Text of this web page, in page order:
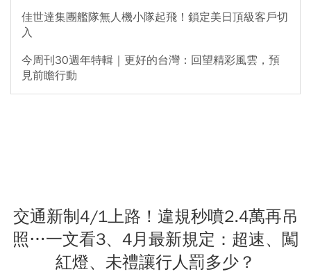
佳世達集團艦隊無人機小隊起飛！鎖定美日頂級客戶切
入
今周刊30週年特輯｜更好的台灣：回望精彩風雲，預
見前瞻行動
交通新制4/1上路！違規秒噴2.4萬再吊
照…一文看3、4月最新規定：超速、闖
紅燈、未禮讓行人罰多少？